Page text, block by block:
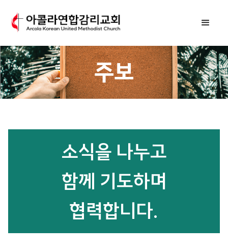
주보
소식을 나누고
함께 기도하며
협력합니다.